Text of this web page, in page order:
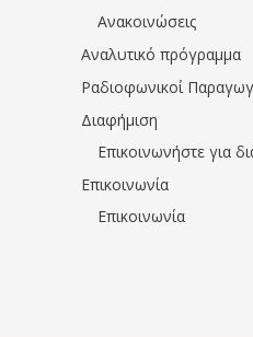
Ανακοινώσεις
Αναλυτικό πρόγραμμα
Ραδιοφωνικοί
Διαφήμιση
Επικοινωνήστε για
Επικοινωνία
Επικοινωνία